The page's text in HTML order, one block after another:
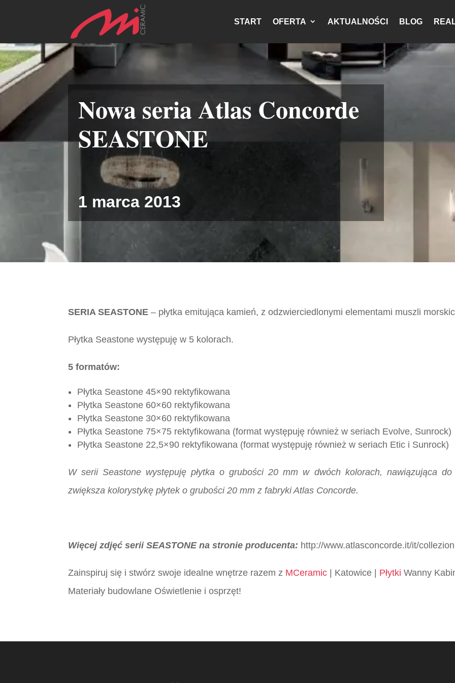
START OFERTA AKTUALNOŚCI BLOG
Nowa seria Atlas Concorde
SEASTONE
1 marca 2013
SERIA SEASTONE – płytka emitująca kamień, z odzwierciedlonymi elementami muszli
Płytka Seastone występuję w 5 kolorach.
5 formatów:
Płytka Seastone 45×90 rektyfikowana
Płytka Seastone 60×60 rektyfikowana
Płytka Seastone 30×60 rektyfikowana
Płytka Seastone 75×75 rektyfikowana (format występuję również w seriach Evolve, Sunrock)
Płytka Seastone 22,5×90 rektyfikowana (format występuję również w seriach Etic i Sunrock)
W serii Seastone występuję płytka o grubości 20 mm w dwóch kolorach, nawiązująca
zwiększa kolorystykę płytek o grubości 20 mm z fabryki Atlas Concorde.
Więcej zdjęć serii SEASTONE na stronie producenta: http://www.atlasconcorde.it/it/
Zainspiruj się i stwórz swoje idealne wnętrze razem z MCeramic | Katowice | Płytki Wanny
Materiały budowlane Oświetlenie i osprzęt!